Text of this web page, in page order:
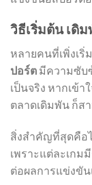
วิธีเริ่มต้น เดิ
หลายคนที่เพิ่งเริ่
ปอร์ต มีความซับ
เป็นจริง หากเข้
ตลาดเดิมพัน ก็ส
สิ่งสำคัญที่สุดคือ
เพราะแต่ละเกม
ต่อผลการแข่งขั